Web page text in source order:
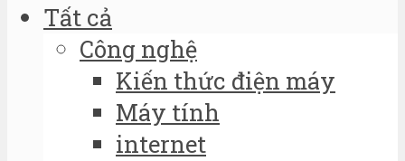
Tất cả
Công nghệ
Kiến thức điện máy
Máy tính
internet